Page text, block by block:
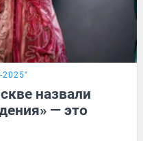
назвали
— это